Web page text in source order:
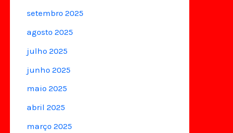
setembro 2025
agosto 2025
julho 2025
junho 2025
maio 2025
abril 2025
março 2025